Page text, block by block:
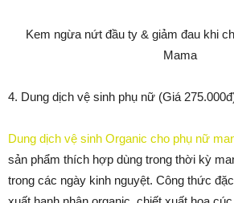
Kem ngừa nứt đầu ty & giảm đau khi
Mama
4. Dung dịch vệ sinh phụ nữ (Giá
Dung dịch vệ sinh Organic cho phụ nữ
sản phẩm thích hợp dùng trong thời kỳ
trong các ngày kinh nguyệt. Công thức